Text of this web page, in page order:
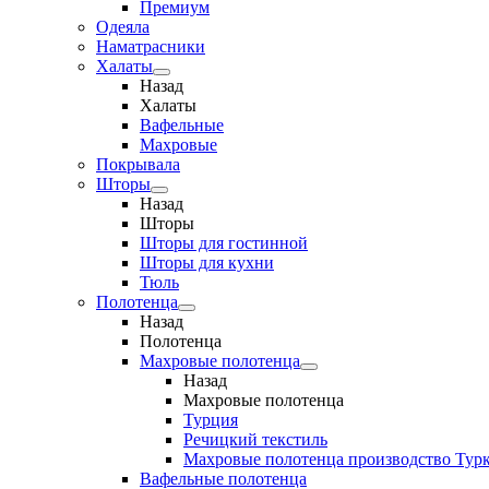
Премиум
Одеяла
Наматрасники
Халаты
Назад
Халаты
Вафельные
Махровые
Покрывала
Шторы
Назад
Шторы
Шторы для гостинной
Шторы для кухни
Тюль
Полотенца
Назад
Полотенца
Махровые полотенца
Назад
Махровые полотенца
Турция
Речицкий текстиль
Махровые полотенца производство
Вафельные полотенца